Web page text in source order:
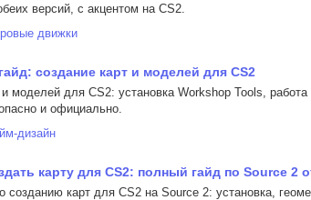
версий, с акцентом на CS2.
движки
создание карт и моделей для CS2
моделей для CS2: установка Workshop Tools,
и официально.
дизайн
карту для CS2: полный гайд по Source 2
созданию карт для CS2 на Source 2: установка,